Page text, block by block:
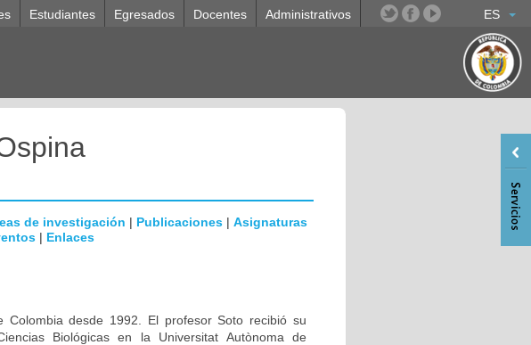
ES
Estudiantes Egresados Docentes Administrativos
de investigación | Publicaciones | Asignaturas
| Enlaces
Colombia desde 1992. El profesor Soto recibió su
Biológicas en la Universitat Autònoma de